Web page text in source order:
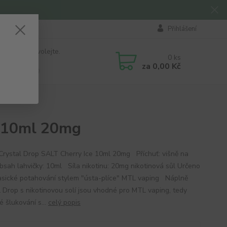
Přihlášení
si rady? Zavolejte.
0 ks
za 0,00 Kč
20mg
Drop SALT Cherry Ice 10ml 20mg Příchuť: višně na
lahvičky: 10ml Síla nikotinu: 20mg nikotinová sůl Určeno
potahování stylem "ústa-plíce" MTL vaping Náplně
Drop s nikotinovou solí jsou vhodné pro MTL vaping, tedy
šlukování s... celý popis